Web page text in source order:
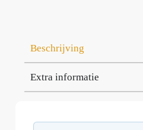
Beschrijving
Extra informatie